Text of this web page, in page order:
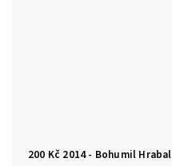
200 Kč 2014 - Bohumil Hrabal